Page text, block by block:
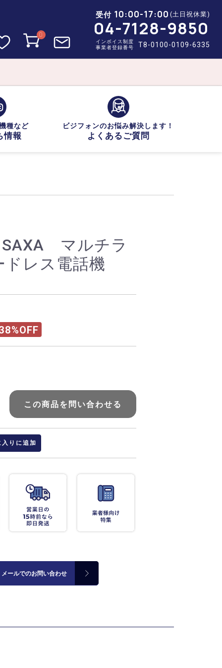
0
受付 10:00-17:00 (土日祝休業)
04-7128-9850
インボイス制度
事業者登録番号
T8-0100-0109-6335
種など
情報
ビジフォンのお悩み解決します！
よくあるご質問
マルチラ
レス電話機
この商品を問い合わせる
入りに追加
メールでのお問い合わせ